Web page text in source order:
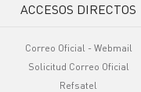
ACCESOS DIRECTOS
Correo Oficial - Webmail
Solicitud Correo Oficial
Refsatel